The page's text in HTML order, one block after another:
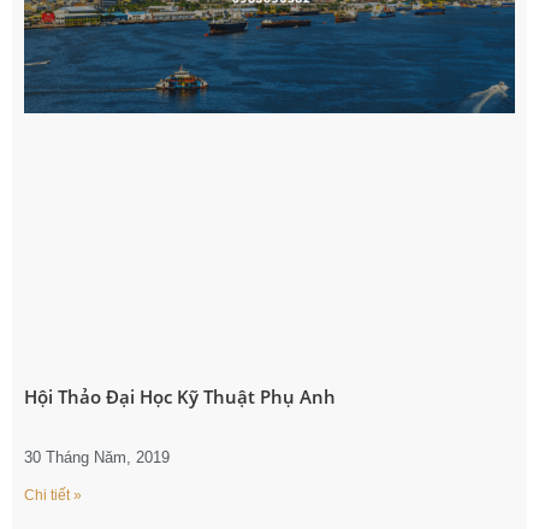
Hội Thảo Đại Học Kỹ Thuật Phụ Anh
30 Tháng Năm, 2019
Chi tiết »